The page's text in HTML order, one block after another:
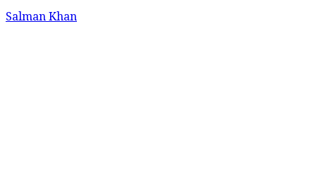
Salman Khan